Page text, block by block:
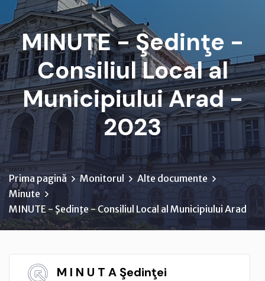
MINUTE - Şedinţe -
Consiliul Local al
Municipiului Arad -
2023
Prima pagină Monitorul
Alte documente
Minute
MINUTE - Şedinţe - Consiliul Local al Municipiului Arad
M I N U T A Şedinţei